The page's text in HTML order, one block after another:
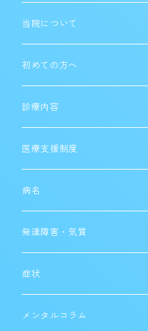
当院について
初めての方へ
診療内容
医療支援制度
病名
発達障害・気質
症状
メンタルコラム